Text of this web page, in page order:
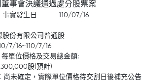
事會決議通過處分股票案
事實發生日 110/07/16
股份有限公司普通股
7/16~110/7/16
單位價格及交易總金額:
股(預計)
尚未確定，實際單位價格待交割日後補充公告